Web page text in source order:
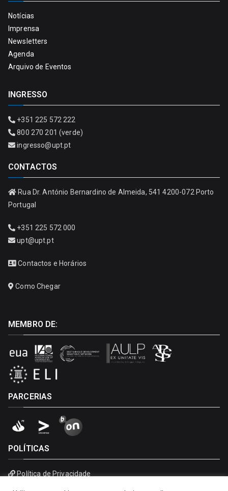
Notícias
Imprensa
Newsletters
Agenda
Arquivo de Eventos
INGRESSO
+351 225 572 222
800 270 201 (verde)
ingresso@upt.pt
CONTACTOS
Rua Dr. António Bernardino de Almeida, 541 4200-072 Porto
Portugal
+351 225 572 000
upt@upt.pt
Contactos e Horários
Como Chegar
MEMBRO DE:
PARCERIAS
POLÍTICAS
Política de Privacidade